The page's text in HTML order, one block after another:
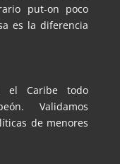
put-on poco
es la diferencia
el Caribe todo
Validamos
de menores